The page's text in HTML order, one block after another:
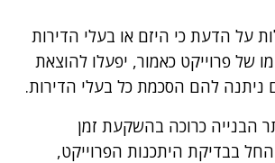
על הדעת כי היזם או בעלי הדירות
של פרוייקט כאמור, יפעלו להוצאת
להם הסכמת כל בעלי הדירות.
הבנייה כרוכה בהשקעת זמן
בבדיקת היתכנות הפרוייקט,